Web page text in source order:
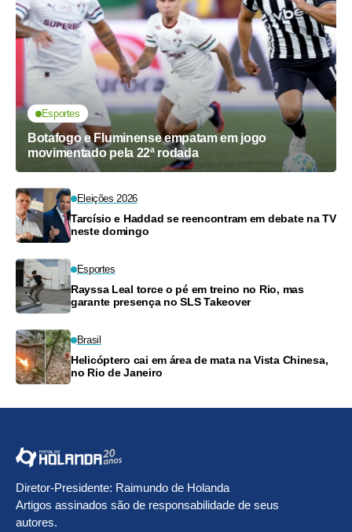
Esportes
Botafogo e Fluminense empatam em jogo
movimentado pela 22ª rodada
Eleições 2026
Tarcísio e Haddad se reencontram em debate na TV
neste domingo
Esportes
Rayssa Leal torce o pé em treino no Rio, mas
garante presença no SLS Takeover
Brasil
Helicóptero cai em área de mata na Vista Chinesa,
no Rio de Janeiro
Diretor-Presidente: Raimundo de Holanda
Artigos assinados são de responsabilidade de seus
autores.